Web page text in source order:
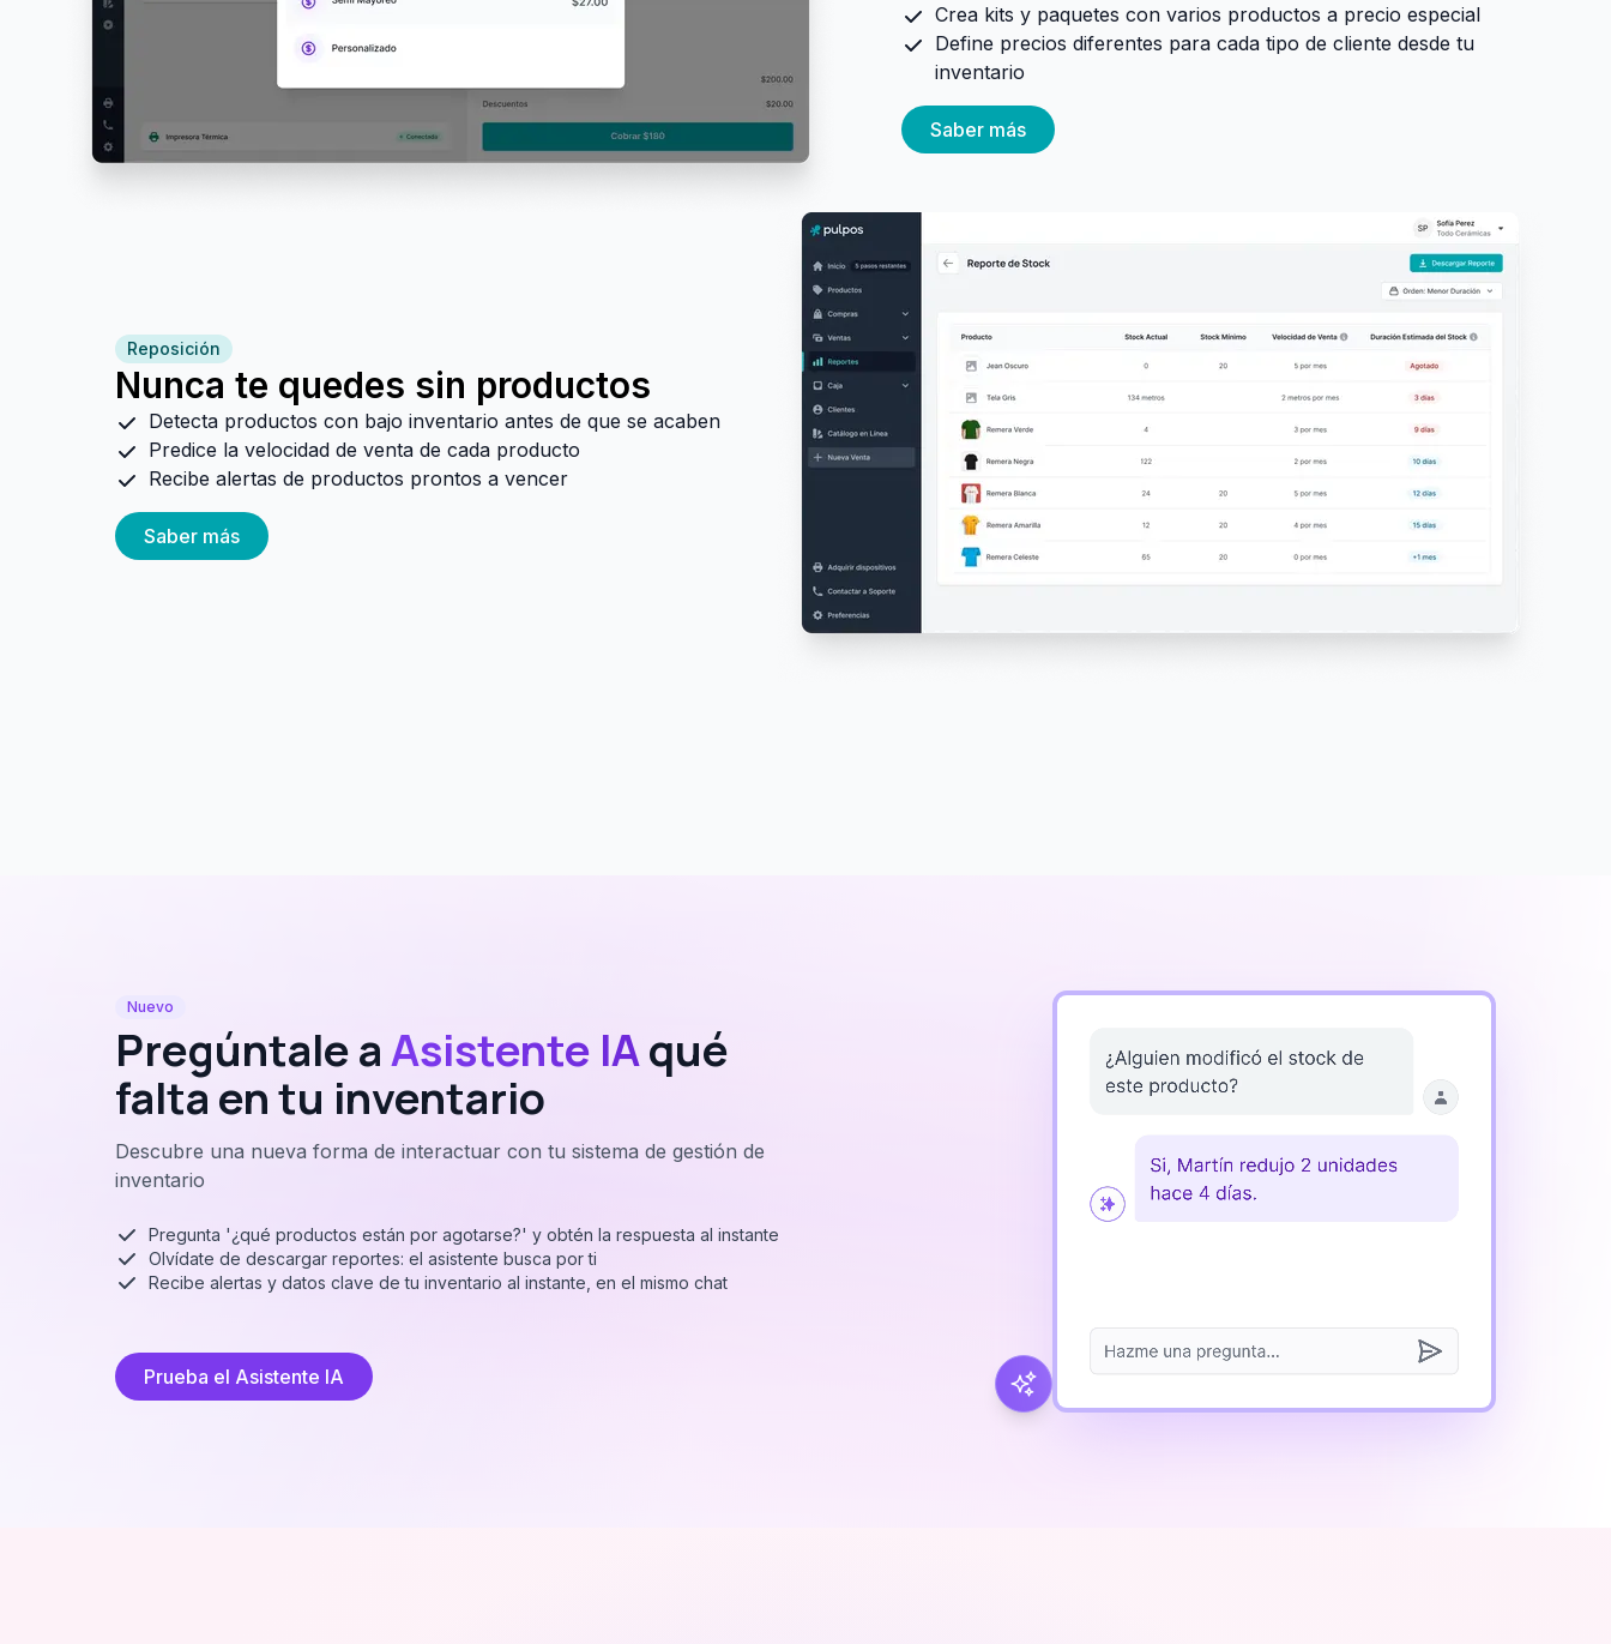
Crea kits y paquetes con varios productos a precio especial
Define precios diferentes para cada tipo de cliente desde tu
inventario
Saber más
Reposición
Nunca te quedes sin productos
Detecta productos con bajo inventario antes de que se acaben
Predice la velocidad de venta de cada producto
Recibe alertas de productos prontos a vencer
Saber más
Nuevo
Pregúntale aAsistente IAqué
falta en tu inventario
Descubre una nueva forma de interactuar con tu sistema de gestión de
inventario
Pregunta '¿qué productos están por agotarse?' y obtén la respuesta al instante
Olvídate de descargar reportes: el asistente busca por ti
Recibe alertas y datos clave de tu inventario al instante, en el mismo chat
Prueba el Asistente IA